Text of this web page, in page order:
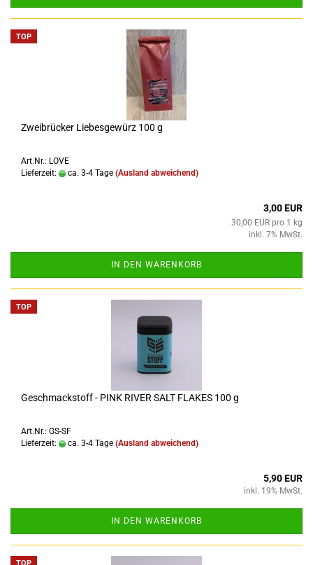
TOP
Zweibrücker Liebesgewürz 100 g
Art.Nr.: LOVE
Lieferzeit:
ca. 3-4 Tage (Ausland abweichend)
3,00 EUR
30,00 EUR pro 1 kg
inkl. 7% MwSt.
IN DEN WARENKORB
TOP
Geschmackstoff - PINK RIVER SALT FLAKES 100 g
Art.Nr.: GS-SF
Lieferzeit:
ca. 3-4 Tage (Ausland abweichend)
5,90 EUR
inkl. 19% MwSt.
IN DEN WARENKORB